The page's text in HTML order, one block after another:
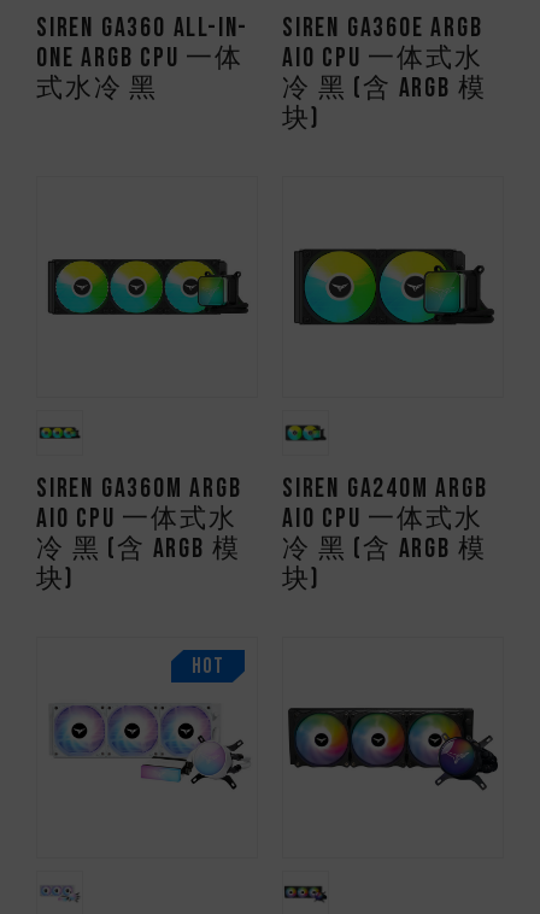
SIREN GA360 All-in-
One ARGB CPU 一体
式水冷 黑
SIREN GA360E ARGB
AIO CPU 一体式水
冷 黑 (含 ARGB 模
块)
SIREN GA360M ARGB
AIO CPU 一体式水
冷 黑 (含 ARGB 模
块)
SIREN GA240M ARGB
AIO CPU 一体式水
冷 黑 (含 ARGB 模
块)
HOT